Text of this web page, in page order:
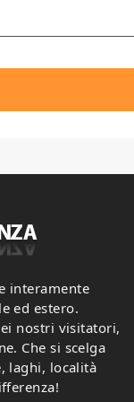
interamente
ed estero.
nostri visitatori,
Che si scelga
laghi, località